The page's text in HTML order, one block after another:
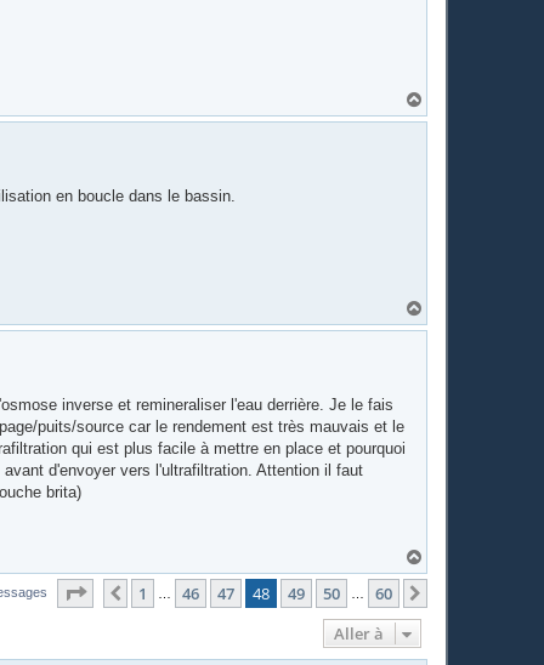
a
en boucle dans le bassin.
a
inverse et remineraliser l'eau derrière. Je le fais
puits/source car le rendement est très mauvais et le
qui est plus facile à mettre en place et pourquoi
d'envoyer vers l'ultrafiltration. Attention il faut
brita)
a
t
Page 48 60
Précédente
1 46 47 48 49 50 60
Aller à